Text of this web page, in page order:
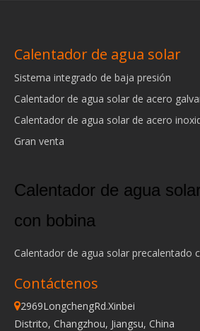
Calentador de agua solar
Sistema integrado de baja presión
Calentador de agua solar de acero
Calentador de agua solar de acero
Gran venta
Calentador de agua
con bobina
Calentador de agua solar precalentado
Contáctenos
2969LongchengRd.Xinbei
Distrito, Changzhou, Jiangsu, China